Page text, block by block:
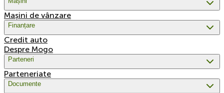
Mașini de vânzare
Finanțare
Credit auto
Despre Mogo
Parteneri
Parteneriate
Documente